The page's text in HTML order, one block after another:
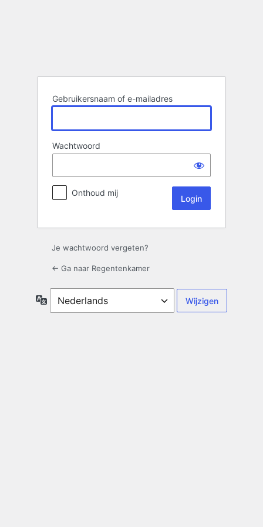
Gebruikersnaam of e-mailadres
Wachtwoord
Onthoud mij
Je wachtwoord vergeten?
← Ga naar Regentenkamer
Taal